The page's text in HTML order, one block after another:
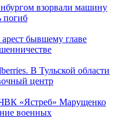
взорвали машину
погиб
бывшему главе
В Тульской области
центр
«Ястреб» Марущенко
военных